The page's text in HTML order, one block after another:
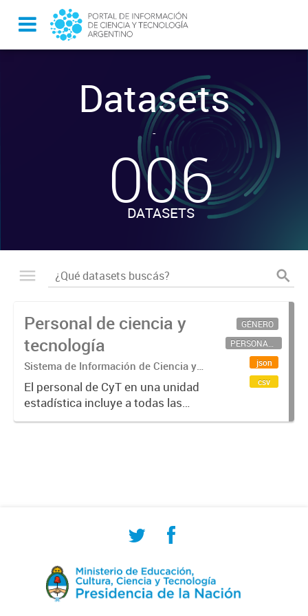
Datasets
-
006
DATASETS
Personal de ciencia y
tecnología
Sistema de Información de Ciencia y
Tecnología Argentino (SICYTAR)
El personal de CyT en una unidad
estadística incluye a todas las
personas involucradas
GÉNERO
PERSONAL CIENTÍFICO-TECNOLÓGICO
json
csv